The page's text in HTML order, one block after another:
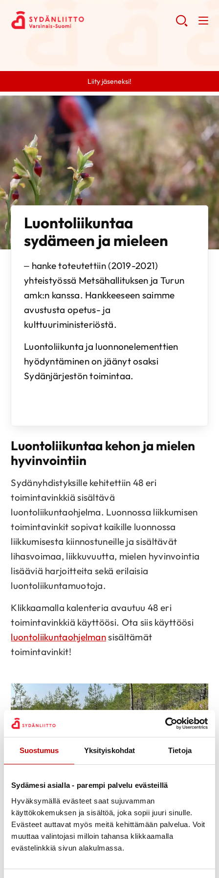
Suostumus Yksityiskohdat Tietoja
Sydämesi asialla - parempi palvelu evästeillä
Hyväksymällä evästeet saat sujuvamman
käyttökokemuksen ja sisältöä, joka sopii juuri sinulle.
Evästeet auttavat myös meitä kehittämään palvelua. Voit
muuttaa valintojasi milloin tahansa klikkaamalla
evästelinkkiä sivun alakulmassa.
Liity jäseneksi!
Luontoliikuntaa
sydämeen ja mieleen
– hanke toteutettiin (2019-2021)
yhteistyössä Metsähallituksen ja Turun
amk:n kanssa. Hankkeeseen saimme
avustusta opetus- ja
kulttuuriministeriöstä.
Luontoliikunta ja luonnonelementtien
hyödyntäminen on jäänyt osaksi
Sydänjärjestön toimintaa.
Luontoliikuntaa kehon ja mielen
hyvinvointiin
Sydänyhdistyksille kehitettiin 48 eri
toimintavinkkiä sisältävä
luontoliikuntaohjelma. Luonnossa liikkumisen
toimintavinkit sopivat kaikille luonnossa
liikkumisesta kiinnostuneille ja sisältävät
lihasvoimaa, liikkuvuutta, mielen hyvinvointia
lisääviä harjoitteita sekä erilaisia
luontoliikuntamuotoja.
Klikkaamalla kalenteria avautuu 48 eri
toimintavinkkiä käyttöösi. Ota siis käyttöösi
luontoliikuntaohjelmansisältämät
toimintavinkit!
Innostu luonnossa liikkumisesta
Hankkeessa tuotettiin materiaalia omatoimisen liikkumisen